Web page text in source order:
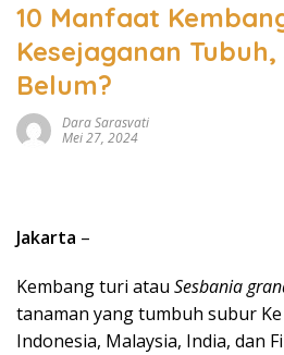
10 Manfaat
Kesejaganan Tubuh,
Belum?
Dara Sarasvati
Mei 27, 2024
Jakarta –
Kembang turi atau Sesbania
tanaman yang tumbuh subur
Indonesia, Malaysia, India, dan